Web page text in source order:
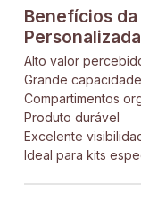
Benefícios
Personalizada
Alto valor
Grande
Compartimentos
Produto durável
Excelente
Ideal para kits